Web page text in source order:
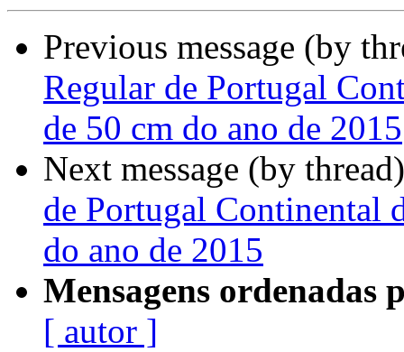
Previous message (by
Regular de Portugal
de 50 cm do ano de 2015
Next message (by
de Portugal Continental
do ano de 2015
Mensagens ordenadas
[ autor ]